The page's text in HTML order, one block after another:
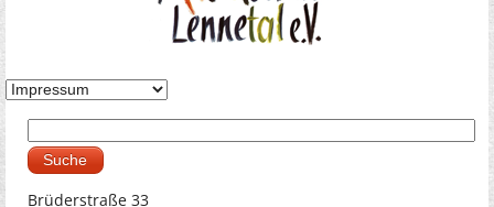
Suchformular
Brüderstraße 33